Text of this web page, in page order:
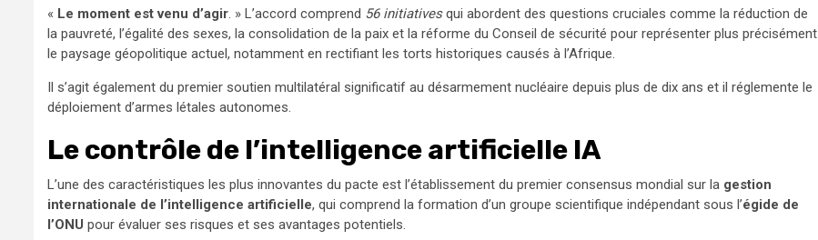
« Le moment est venu d’agir. » L’accord comprend 56 initiativesqui abordent des questions cruciales comme la réduction de
la pauvreté, l’égalité des sexes, la consolidation de la paix et la réforme du Conseil de sécurité pour représenter plus précisément
le paysage géopolitique actuel, notamment en rectifiant les torts historiques causés à l’Afrique.
Il s’agit également du premier soutien multilatéral significatif au désarmement nucléaire depuis plus de dix ans et il réglemente le
déploiement d’armes létales autonomes.
Le contrôle de l’intelligence artificielle IA
L’une des caractéristiques les plus innovantes du pacte est l’établissement du premier consensus mondial sur la gestion
internationale de l’intelligence artificielle, qui comprend la formation d’un groupe scientifique indépendant sous l’égide de
l’ONU pour évaluer ses risques et ses avantages potentiels.